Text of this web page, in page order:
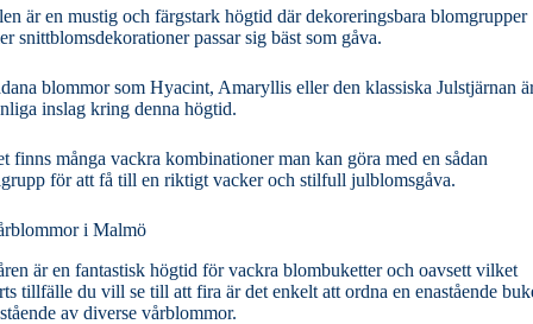
är en mustig och färgstark högtid där dekoreringsbara blomgrupper
snittblomsdekorationer passar sig bäst som gåva.
blommor som Hyacint, Amaryllis eller den klassiska Julstjärnan
inslag kring denna högtid.
finns många vackra kombinationer man kan göra med en sådan
för att få till en riktigt vacker och stilfull julblomsgåva.
i Malmö
är en fantastisk högtid för vackra blombuketter och oavsett vilket
tillfälle du vill se till att fira är det enkelt att ordna en enastående
av diverse vårblommor.